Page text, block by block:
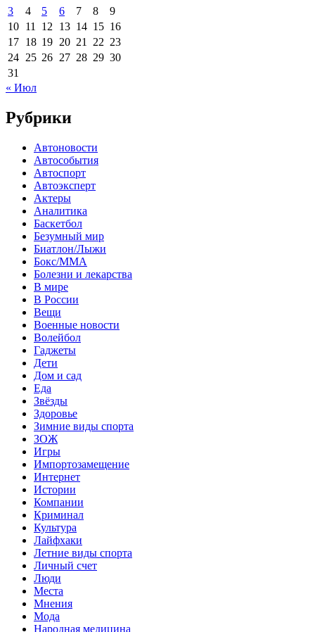
3
4 5 6 7 8
9
10 11 12 13 14 15 16
17 18 19 20 21 22 23
24 25 26 27 28 29 30
31
« Июл
Рубрики
Автоновости
Автособытия
Автоспорт
Автоэксперт
Актеры
Аналитика
Баскетбол
Безумный мир
Биатлон/Лыжи
Бокс/MMA
Болезни и лекарства
В мире
В России
Вещи
Военные новости
Волейбол
Гаджеты
Дети
Дом и сад
Еда
Звёзды
Здоровье
Зимние виды спорта
ЗОЖ
Игры
Импортозамещение
Интернет
Истории
Компании
Криминал
Культура
Лайфхаки
Летние виды спорта
Личный счет
Люди
Места
Мнения
Мода
Народная медицина